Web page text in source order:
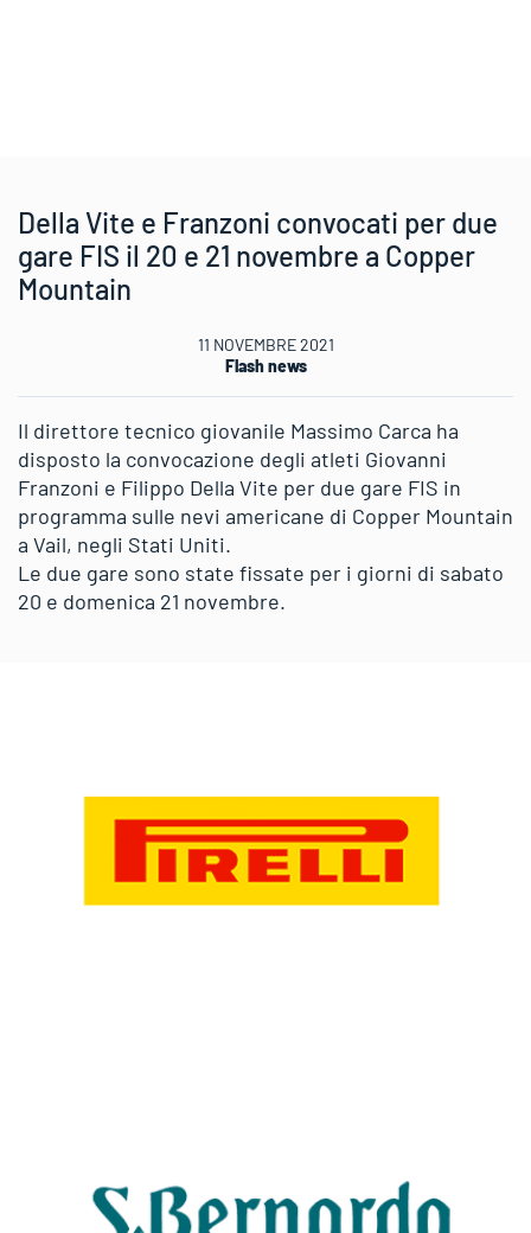
Della Vite e Franzoni convocati per due
gare FIS il 20 e 21 novembre a Copper
Mountain
11 NOVEMBRE 2021
Flash news
Il direttore tecnico giovanile Massimo Carca ha
disposto la convocazione degli atleti Giovanni
Franzoni e Filippo Della Vite per due gare FIS in
programma sulle nevi americane di Copper Mountain
a Vail, negli Stati Uniti.
Le due gare sono state fissate per i giorni di sabato
20 e domenica 21 novembre.